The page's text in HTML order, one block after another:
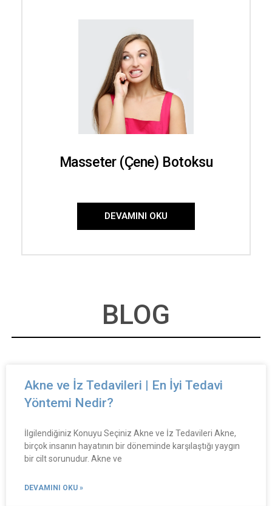
Masseter (Çene) Botoksu
DEVAMINI OKU
BLOG
Akne ve İz Tedavileri | En İyi Tedavi
Yöntemi Nedir?
İlgilendiğiniz Konuyu Seçiniz Akne ve İz Tedavileri Akne,
birçok insanın hayatının bir döneminde karşılaştığı yaygın
bir cilt sorunudur. Akne ve
DEVAMINI OKU »